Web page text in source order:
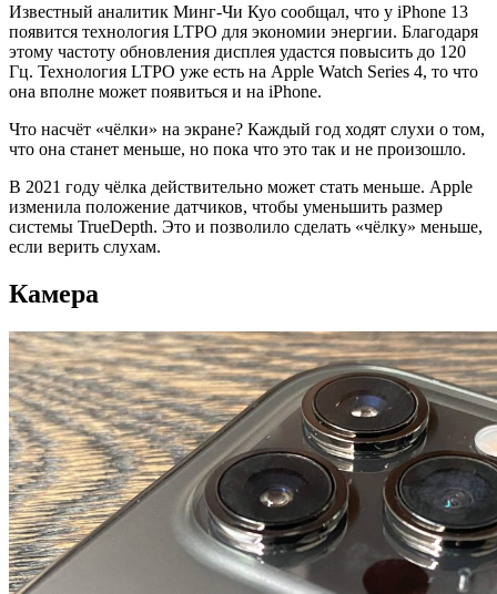
Известный аналитик Минг-Чи Куо сообщал, что у iPhone 13
появится технология LTPO для экономии энергии. Благодаря
этому частоту обновления дисплея удастся повысить до 120
Гц. Технология LTPO уже есть на Apple Watch Series 4, то что
она вполне может появиться и на iPhone.
Что насчёт «чёлки» на экране? Каждый год ходят слухи о том,
что она станет меньше, но пока что это так и не произошло.
В 2021 году чёлка действительно может стать меньше. Apple
изменила положение датчиков, чтобы уменьшить размер
системы TrueDepth. Это и позволило сделать «чёлку» меньше,
если верить слухам.
Камера